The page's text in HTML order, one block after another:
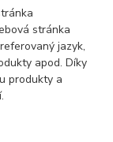
stránka
jazyk,
apod. Díky
produkty a